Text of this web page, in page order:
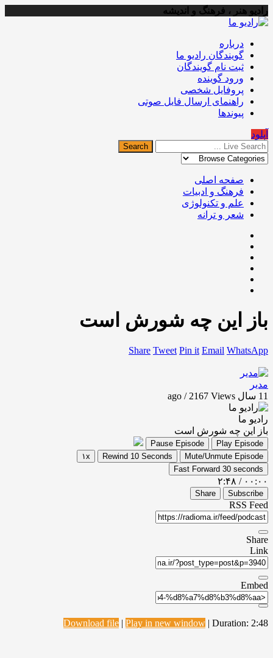
رادیو هنر ، فرهنگ و اندیشه
درباره
گویندگان رادیو ما
ثبت نام گویندگان
ورود گوینده
پروفایل شخصی
راهنمای ارسال فایل صوتی
پیوندها
آپلود
صفحه اصلی
فرهنگ و ادبیات
علم و تکنولوژی
شعر و ترانه
باز این چه شورش است
Share Tweet Pin it Email WhatsApp
مدیر
11 سال ago / 2167
Views
رادیو ما
باز این چه شورش است
Play Episode
Pause Episode
Mute/Unmute Episode
Rewind 10 Seconds
۱x
Fast Forward 30 seconds
۰۰:۰۰ / ۲:۴۸
Subscribe
Share
RSS Feed
Share
Link
Embed
Download file | Play in new window | Duration: 2:48